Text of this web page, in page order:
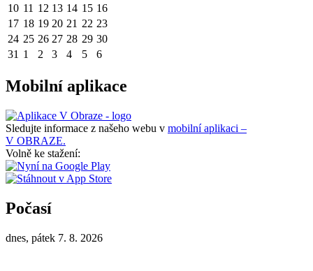
10 11 12 13 14 15 16
17 18 19 20 21 22 23
24 25 26 27 28 29 30
31 1 2 3 4 5 6
Mobilní aplikace
Sledujte informace z našeho webu v mobilní aplikaci –
V OBRAZE.
Volně ke stažení:
Počasí
dnes, pátek 7. 8. 2026